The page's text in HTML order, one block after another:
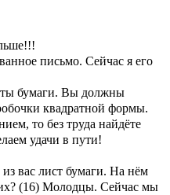
письмо. Сейчас я его
бумаги. Вы должны
квадратной формы.
то без труда найдёте
удачи в пути!
из вас лист бумаги. На нём
(16) Молодцы. Сейчас мы